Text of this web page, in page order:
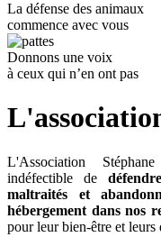
La défense des animaux
commence avec vous
Donnons une voix
à ceux qui n’en ont pas
L'Association
indéfectible de
maltraités et
hébergement dans nos
pour leur bien-être et leurs